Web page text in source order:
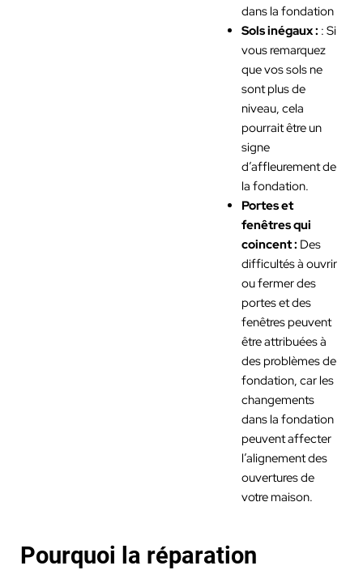
dans la fondation
Sols inégaux : : Si
vous remarquez
que vos sols ne
sont plus de
niveau, cela
pourrait être un
signe
d’affleurement de
la fondation.
Portes et
fenêtres qui
coincent : Des
difficultés à ouvrir
ou fermer des
portes et des
fenêtres peuvent
être attribuées à
des problèmes de
fondation, car les
changements
dans la fondation
peuvent affecter
l’alignement des
ouvertures de
votre maison.
Pourquoi la réparation